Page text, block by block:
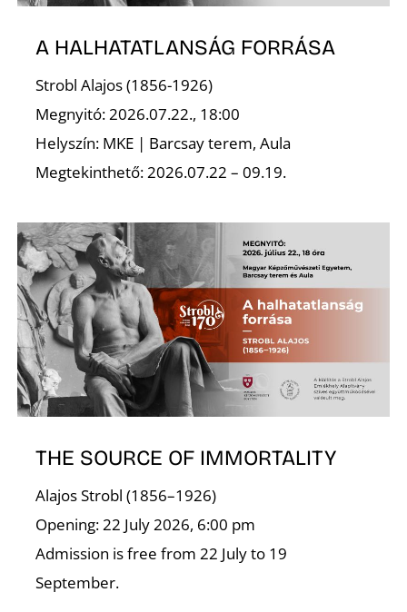
A HALHATATLANSÁG FORRÁSA
Strobl Alajos (1856-1926)
Megnyitó: 2026.07.22., 18:00
Helyszín: MKE | Barcsay terem, Aula
Megtekinthető: 2026.07.22 – 09.19.
THE SOURCE OF IMMORTALITY
Alajos Strobl (1856–1926)
Opening: 22 July 2026, 6:00 pm
Admission is free from 22 July to 19
September.